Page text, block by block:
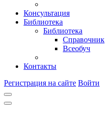
Консультация
Библиотека
Библиотека
Справочник
Всеобуч
Контакты
Регистрация на сайте Войти